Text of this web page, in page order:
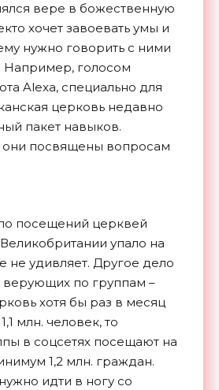
вере в божественную
хочет завоевать умы и
нужно говорить с ними
Например, голосом
Alexa, специально для
церковь недавно
пакет навыков.
они посвящены вопросам
посещений церквей
упало на
не удивляет. Другое дело
по группам –
хотя бы раз в месяц
млн. человек, то
в соцсетях посещают на
1,2 млн. граждан.
идти в ногу со